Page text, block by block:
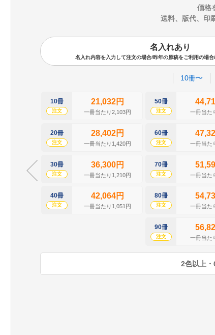
価格
送料、版代、印
名入れあり
名入れ内容を入力して注文の場合/昨年の原稿をご利用の場
10冊〜
10冊
注文
21,032円
一冊当たり2,103円
20冊
注文
28,402円
一冊当たり1,420円
30冊
注文
36,300円
一冊当たり1,210円
40冊
注文
42,064円
一冊当たり1,051円
50冊
注文 一冊当た
60冊
注文 一冊当た
70冊
注文 一冊当た
80冊
注文 一冊当た
90冊
注文 一冊当た
2色以上